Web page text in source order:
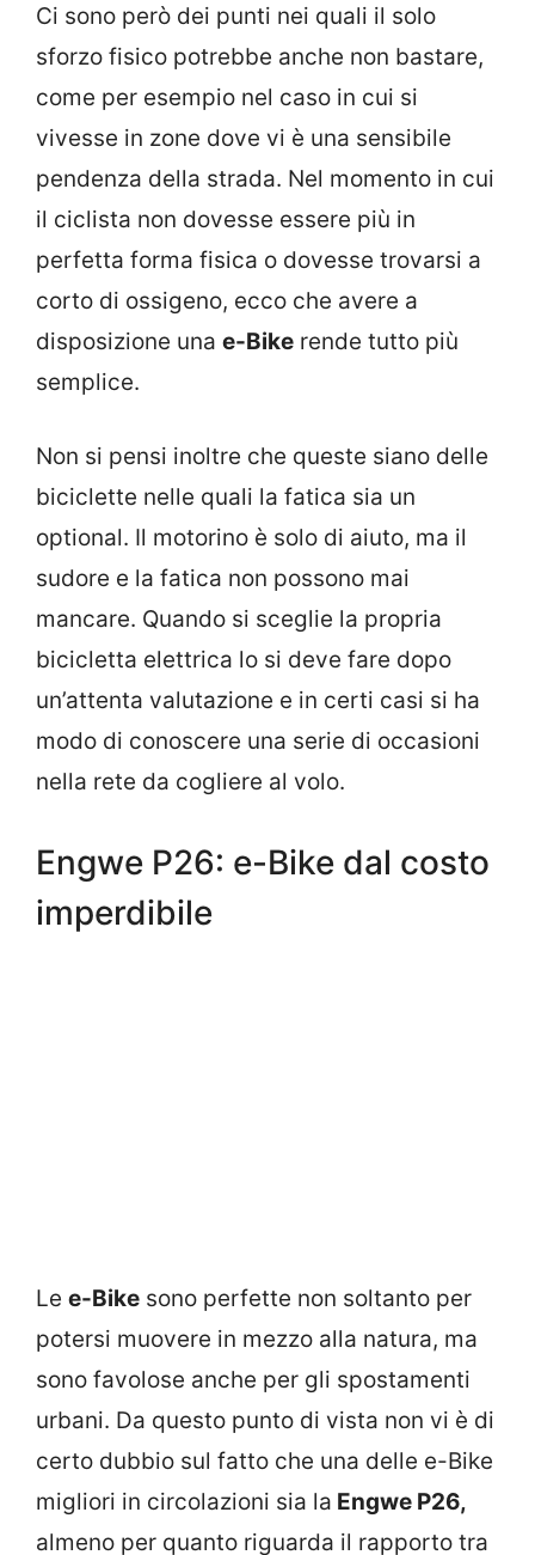
Ci sono però dei punti nei quali il solo
sforzo fisico potrebbe anche non bastare,
come per esempio nel caso in cui si
vivesse in zone dove vi è una sensibile
pendenza della strada. Nel momento in cui
il ciclista non dovesse essere più in
perfetta forma fisica o dovesse trovarsi a
corto di ossigeno, ecco che avere a
disposizione una e-Bike rende tutto più
semplice.
Non si pensi inoltre che queste siano delle
biciclette nelle quali la fatica sia un
optional. Il motorino è solo di aiuto, ma il
sudore e la fatica non possono mai
mancare. Quando si sceglie la propria
bicicletta elettrica lo si deve fare dopo
un’attenta valutazione e in certi casi si ha
modo di conoscere una serie di occasioni
nella rete da cogliere al volo.
Engwe P26: e-Bike dal costo
imperdibile
Le e-Bike sono perfette non soltanto per
potersi muovere in mezzo alla natura, ma
sono favolose anche per gli spostamenti
urbani. Da questo punto di vista non vi è di
certo dubbio sul fatto che una delle e-Bike
migliori in circolazioni sia la Engwe P26,
almeno per quanto riguarda il rapporto tra